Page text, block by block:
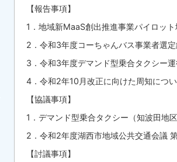
【報告事項】
1．地域新MaaS創出推進事業パイロッ
2．令和3年度コーちゃんバス事業者選
3．令和3年度デマンド型乗合タクシー
4．令和2年10月改正に向けた周知につ
【協議事項】
1．デマンド型乗合タクシー（知波田地
2．令和2年度湖西市地域公共交通会議
【討議事項】